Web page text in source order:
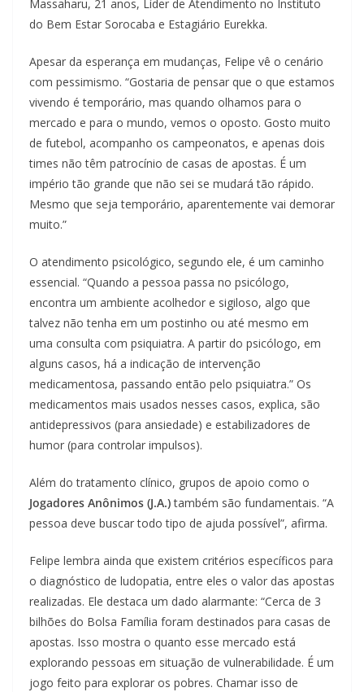
Massaharu, 21 anos, Líder de Atendimento no Instituto
do Bem Estar Sorocaba e Estagiário Eurekka.
Apesar da esperança em mudanças, Felipe vê o cenário
com pessimismo. “Gostaria de pensar que o que estamos
vivendo é temporário, mas quando olhamos para o
mercado e para o mundo, vemos o oposto. Gosto muito
de futebol, acompanho os campeonatos, e apenas dois
times não têm patrocínio de casas de apostas. É um
império tão grande que não sei se mudará tão rápido.
Mesmo que seja temporário, aparentemente vai demorar
muito.”
O atendimento psicológico, segundo ele, é um caminho
essencial. “Quando a pessoa passa no psicólogo,
encontra um ambiente acolhedor e sigiloso, algo que
talvez não tenha em um postinho ou até mesmo em
uma consulta com psiquiatra. A partir do psicólogo, em
alguns casos, há a indicação de intervenção
medicamentosa, passando então pelo psiquiatra.” Os
medicamentos mais usados nesses casos, explica, são
antidepressivos (para ansiedade) e estabilizadores de
humor (para controlar impulsos).
Além do tratamento clínico, grupos de apoio como o
Jogadores Anônimos (J.A.)também são fundamentais. “A
pessoa deve buscar todo tipo de ajuda possível”, afirma.
Felipe lembra ainda que existem critérios específicos para
o diagnóstico de ludopatia, entre eles o valor das apostas
realizadas. Ele destaca um dado alarmante: “Cerca de 3
bilhões do Bolsa Família foram destinados para casas de
apostas. Isso mostra o quanto esse mercado está
explorando pessoas em situação de vulnerabilidade. É um
jogo feito para explorar os pobres. Chamar isso de